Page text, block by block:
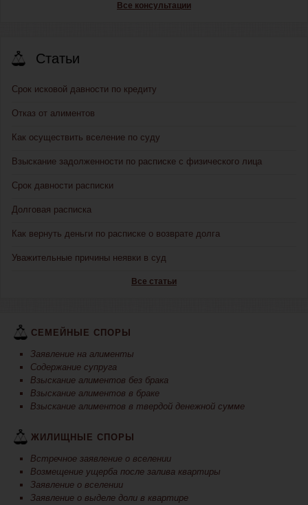
Все консультации
Статьи
Срок исковой давности по кредиту
Отказ от алиментов
Как осуществить вселение по суду
Взыскание задолженности по расписке с физического лица
Срок давности расписки
Долговая расписка
Как вернуть деньги по расписке о возврате долга
Уважительные причины неявки в суд
Все статьи
СЕМЕЙНЫЕ СПОРЫ
Заявление на алименты
Содержание супруга
Взыскание алиментов без брака
Взыскание алиментов в браке
Взыскание алиментов в твердой денежной сумме
ЖИЛИЩНЫЕ СПОРЫ
Встречное заявление о вселении
Возмещение ущерба после залива квартиры
Заявление о вселении
Заявление о выделе доли в квартире